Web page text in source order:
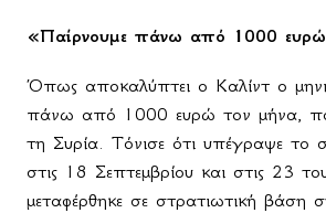
«Παίρνουμε πάνω από 1000
Όπως αποκαλύπτει ο Καλίντ ο
πάνω από 1000 ευρώ τον μήνα,
τη Συρία. Τόνισε ότι υπέγραψε το
στις 18 Σεπτεμβρίου και στις 23
μεταφέρθηκε σε στρατιωτική βάση